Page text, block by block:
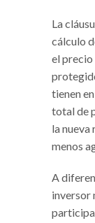
La
cálculo
el
tienen
total de
la nueva
menos
A
inversor